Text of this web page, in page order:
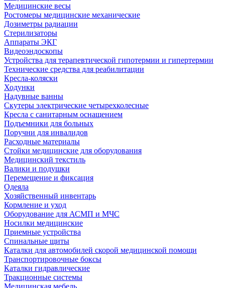
Медицинские весы
Ростомеры медицинские механические
Дозиметры радиации
Стерилизаторы
Аппараты ЭКГ
Видеоэндоскопы
Устройства для терапевтической гипотермии и гипертермии
Технические средства для реабилитации
Кресла-коляски
Ходунки
Надувные ванны
Скутеры электрические четырехколесные
Кресла с санитарным оснащением
Подъемники для больных
Поручни для инвалидов
Расходные материалы
Стойки медицинские для оборудования
Медицинский текстиль
Валики и подушки
Перемещение и фиксация
Одеяла
Хозяйственный инвентарь
Кормление и уход
Оборудование для АСМП и МЧС
Носилки медицинские
Приемные устройства
Спинальные щиты
Каталки для автомобилей скорой медицинской помощи
Транспортировочные боксы
Каталки гидравлические
Тракционные системы
Медицинская мебель